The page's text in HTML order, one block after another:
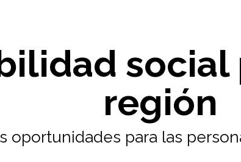
social
región
oportunidades para las